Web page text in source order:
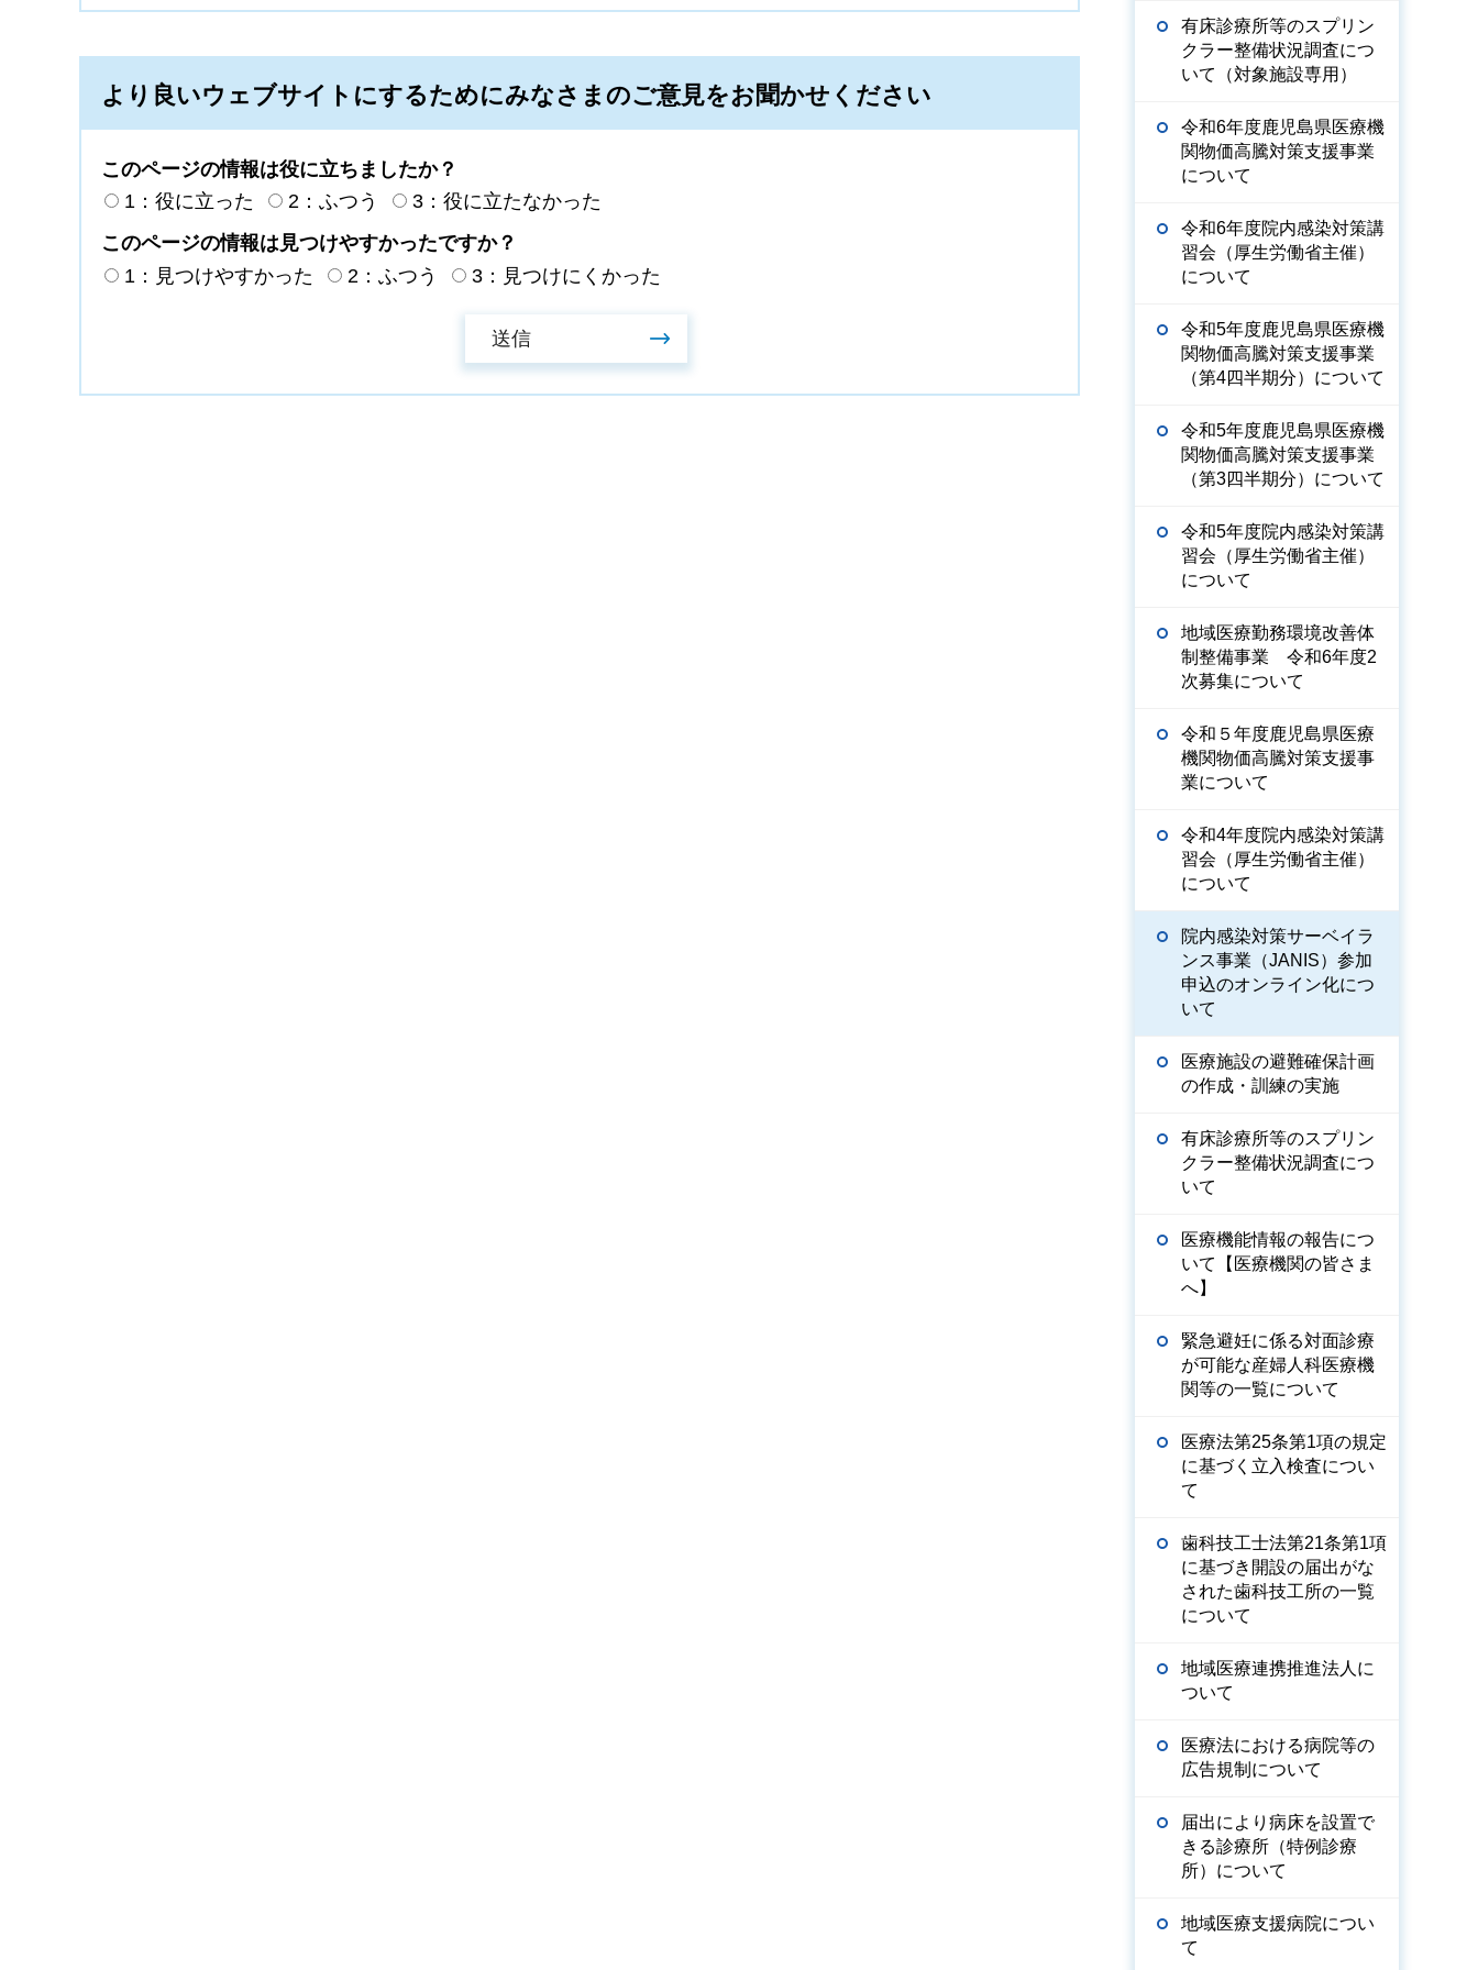
より良いウェブサイトにするためにみなさまのご意見をお聞かせください
このページの情報は役に立ちましたか？
1：役に立った
2：ふつう
3：役に立たなかった
このページの情報は見つけやすかったですか？
1：見つけやすかった
2：ふつう 3：見つけにくかった
有床診療所等のスプリン
クラー整備状況調査につ
いて（対象施設専用）
令和6年度鹿児島県医療機
関物価高騰対策支援事業
について
令和6年度院内感染対策講
習会（厚生労働省主催）
について
令和5年度鹿児島県医療機
関物価高騰対策支援事業
（第4四半期分）について
令和5年度鹿児島県医療機
関物価高騰対策支援事業
（第3四半期分）について
令和5年度院内感染対策講
習会（厚生労働省主催）
について
地域医療勤務環境改善体
制整備事業 令和6年度2
次募集について
令和５年度鹿児島県医療
機関物価高騰対策支援事
業について
令和4年度院内感染対策講
習会（厚生労働省主催）
について
院内感染対策サーベイラ
ンス事業（JANIS）参加
申込のオンライン化につ
いて
医療施設の避難確保計画
の作成・訓練の実施
有床診療所等のスプリン
クラー整備状況調査につ
いて
医療機能情報の報告につ
いて【医療機関の皆さま
へ】
緊急避妊に係る対面診療
が可能な産婦人科医療機
関等の一覧について
医療法第25条第1項の規定
に基づく立入検査につい
て
歯科技工士法第21条第1項
に基づき開設の届出がな
された歯科技工所の一覧
について
地域医療連携推進法人に
ついて
医療法における病院等の
広告規制について
届出により病床を設置で
きる診療所（特例診療
所）について
地域医療支援病院につい
て